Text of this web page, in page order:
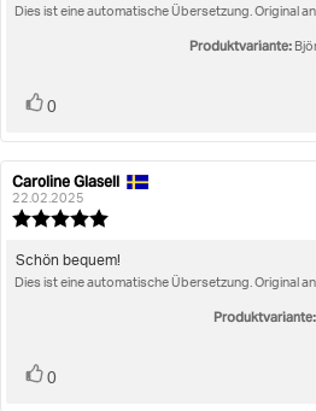
Dies ist eine automatische Übersetzung. Original
Produktvariante:
Stimme
0
Autor
der
Rezension:
Caroline Glasell
22.02.2025
von
Rezensionstext:
Schön bequem!
Dies ist eine automatische Übersetzung. Original
Produktvariante:
Stimme
0